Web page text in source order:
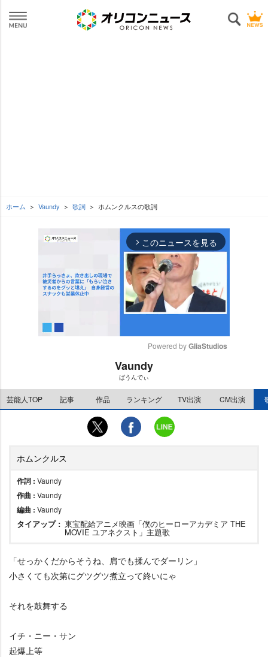
ホーム Vaundy 歌詞 ホムンクルスの歌詞
arrow_forward_ios このニュースを見る
e
Powered by GliaStudios
Vaundy
ばうんでぃ
芸能人TOP 記事 作品 ランキング TV出演 CM出演
ホムンクルス
作詞 : Vaundy
作曲 : Vaundy
編曲 : Vaundy
タイアップ : 東宝配給アニメ映画「僕のヒーローアカデミア THE
MOVIE ユアネクスト」主題歌
「せっかくだからそうね、肩でも揉んでダーリン」
小さくても次第にグツグツ煮立って終いにゃ
それを鼓舞する
イチ・ニー・サン
起爆上等